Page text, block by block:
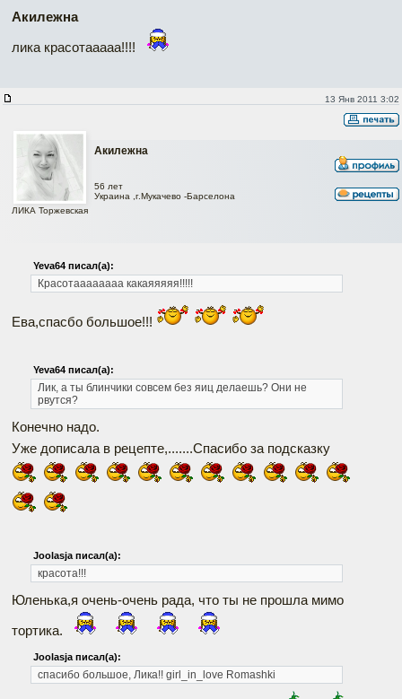
Акилежна
лика красотааааа!!!!
13 Янв 2011 3:02
Акилежна
ЛИКА Торжевская
56 лет
Украина ,г.Мукачево -Барселона
Yeva64 писал(а):
Красотаааааааа какаяяяяя!!!!!
Ева,спасбо большое!!!
Yeva64 писал(а):
Лик, а ты блинчики совсем без яиц делаешь? Они не
рвутся?
Конечно надо.
Уже дописала в рецепте,.......Спасибо за подсказку
Joolasja писал(а):
красота!!!
Юленька,я очень-очень рада, что ты не прошла мимо
тортика.
Joolasja писал(а):
спасибо большое, Лика!! girl_in_love Romashki